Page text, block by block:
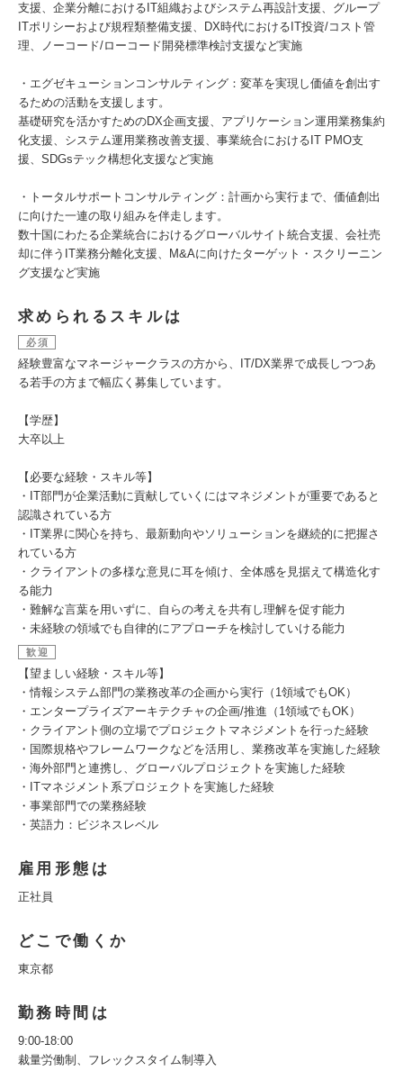
支援、企業分離におけるIT組織およびシステム再設計支援、グループ
ITポリシーおよび規程類整備支援、DX時代におけるIT投資/コスト管
理、ノーコード/ローコード開発標準検討支援など実施
・エグゼキューションコンサルティング：変革を実現し価値を創出す
るための活動を支援します。
基礎研究を活かすためのDX企画支援、アプリケーション運用業務集約
化支援、システム運用業務改善支援、事業統合におけるIT PMO支
援、SDGsテック構想化支援など実施
・トータルサポートコンサルティング：計画から実行まで、価値創出
に向けた一連の取り組みを伴走します。
数十国にわたる企業統合におけるグローバルサイト統合支援、会社売
却に伴うIT業務分離化支援、M&Aに向けたターゲット・スクリーニン
グ支援など実施
求められるスキルは
必須
経験豊富なマネージャークラスの方から、IT/DX業界で成長しつつあ
る若手の方まで幅広く募集しています。
【学歴】
大卒以上
【必要な経験・スキル等】
・IT部門が企業活動に貢献していくにはマネジメントが重要であると
認識されている方
・IT業界に関心を持ち、最新動向やソリューションを継続的に把握さ
れている方
・クライアントの多様な意見に耳を傾け、全体感を見据えて構造化す
る能力
・難解な言葉を用いずに、自らの考えを共有し理解を促す能力
・未経験の領域でも自律的にアプローチを検討していける能力
歓迎
【望ましい経験・スキル等】
・情報システム部門の業務改革の企画から実行（1領域でもOK）
・エンタープライズアーキテクチャの企画/推進（1領域でもOK）
・クライアント側の立場でプロジェクトマネジメントを行った経験
・国際規格やフレームワークなどを活用し、業務改革を実施した経験
・海外部門と連携し、グローバルプロジェクトを実施した経験
・ITマネジメント系プロジェクトを実施した経験
・事業部門での業務経験
・英語力：ビジネスレベル
雇用形態は
正社員
どこで働くか
東京都
勤務時間は
9:00-18:00
裁量労働制、フレックスタイム制導入